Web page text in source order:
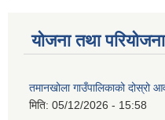
योजना तथा परियोजना
तमानखोला गाउँपालिकाको दोस्रो
मिति: 05/12/2026 - 15:58